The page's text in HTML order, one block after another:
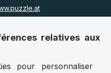
/ détaillants
relatives aux
pour personnaliser